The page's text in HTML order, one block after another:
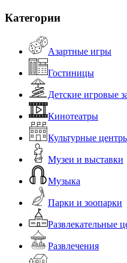
Категории
Азартные игры
Гостиницы
Детские игровые
Кинотеатры
Культурные
Музеи и выставки
Музыка
Парки и зоопарки
Развлекательные
Развлечения